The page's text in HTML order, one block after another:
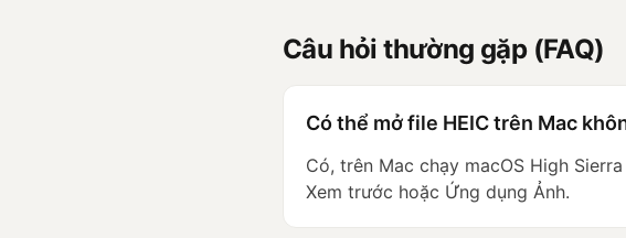
Câu hỏi thường gặp (FAQ)
Có thể mở file HEIC trên Mac
Có, trên Mac chạy macOS High
Xem trước hoặc Ứng dụng Ảnh.